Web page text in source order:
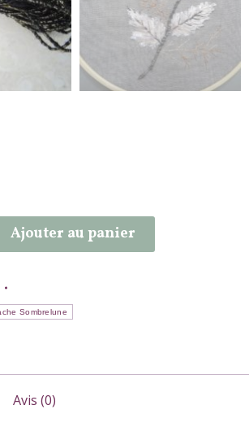
Ajouter au panier
Sombrelune
Avis (0)